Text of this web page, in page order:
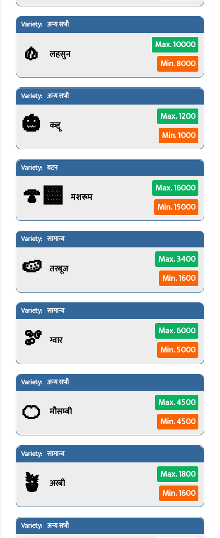
अन्य सभी
🧄 लहसुन
Max. 10000
Min. 8000
अन्य सभी
🎃 कद्दू
Max. 1200
Min. 1000
बटन
🍄‍🟫 मशरूम
Max. 16000
Min. 15000
सामान्य
🍉 तरबूज
Max. 3400
Min. 1600
सामान्य
🫘 ग्वार
Max. 6000
Min. 5000
अन्य सभी
🍊 मौसम्बी
Max. 4500
Min. 4500
सामान्य
🪴 अरबी
Max. 1800
Min. 1600
अन्य सभी